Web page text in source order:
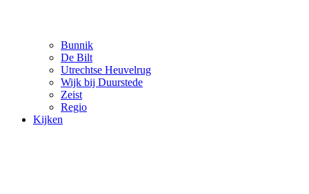
Bunnik
De Bilt
Utrechtse Heuvelrug
Wijk bij Duurstede
Zeist
Regio
Kijken